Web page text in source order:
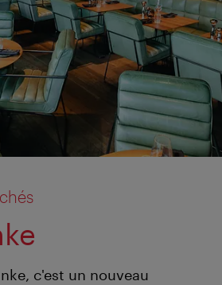
c'est un nouveau